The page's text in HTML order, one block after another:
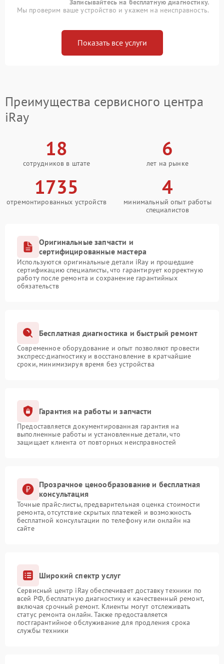
Записывайтесь на бесплатную диагностику.
Мы проверим ваше устройство и укажем на неисправность.
Показать все услуги
Преимущества сервисного центра
iRay
18
сотрудников в штате
6
лет на рынке
1735
отремонтированных устройств
4
минимальный опыт работы
специалистов
Оригинальные запчасти и
сертифицированные мастера
Используются оригинальные детали iRay и прошедшие
сертификацию специалисты, что гарантирует корректную
работу после ремонта и сохранение гарантийных
обязательств
Бесплатная диагностика и быстрый ремонт
Современное оборудование и опыт позволяют провести
экспресс-диагностику и восстановление в кратчайшие
сроки, минимизируя время без устройства
Гарантия на работы и запчасти
Предоставляется документированная гарантия на
выполненные работы и установленные детали, что
защищает клиента от повторных неисправностей
Прозрачное ценообразование и бесплатная
консультация
Точные прайс-листы, предварительная оценка стоимости
ремонта, отсутствие скрытых платежей и возможность
бесплатной консультации по телефону или онлайн на
сайте
Широкий спектр услуг
Сервисный центр iRay обеспечивает доставку техники по
всей РФ, бесплатную диагностику и качественный ремонт,
включая срочный ремонт. Клиенты могут отслеживать
статус ремонта онлайн. Также предоставляется
постгарантийное обслуживание для продления срока
службы техники